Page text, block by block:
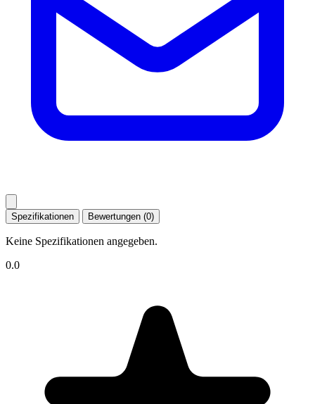
Spezifikationen Bewertungen (0)
Keine Spezifikationen angegeben.
0.0